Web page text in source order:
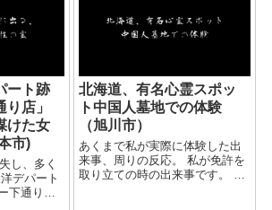
ート跡
店」
けた女
市)
し、多く
デパート
下通り店
北海道、有名心霊スポッ
ト中国人墓地での体験
（旭川市）
あくまで私が実際に体験した出
来事、周りの反応。 私が免許を
取り立ての時の出来事です。 当